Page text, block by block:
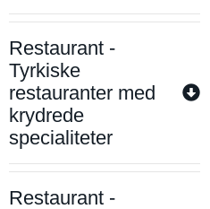
Restaurant -
Tyrkiske
restauranter med
krydrede
specialiteter
Restaurant -